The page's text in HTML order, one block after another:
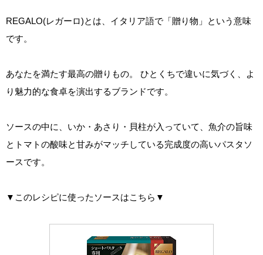
REGALO(レガーロ)とは、イタリア語で「贈り物」という意味
です。
あなたを満たす最高の贈りもの。 ひとくちで違いに気づく、よ
り魅力的な食卓を演出するブランドです。
ソースの中に、いか・あさり・貝柱が入っていて、魚介の旨味
とトマトの酸味と甘みがマッチしている完成度の高いパスタソ
ースです。
▼このレシピに使ったソースはこちら▼